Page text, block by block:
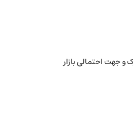
و جهت احتمالی بازار